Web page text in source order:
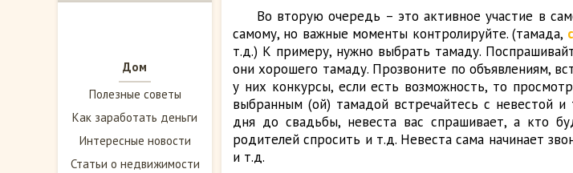
Дом
Полезные советы
Как заработать деньги
Интересные новости
Статьи о недвижимости
Во вторую очередь – это активное участие в
самому, но важные моменты контролируйте. (тамада,
т.д.) К примеру, нужно выбрать тамаду.
они хорошего тамаду. Прозвоните по объявлениям,
у них конкурсы, если есть возможность, то
выбранным (ой) тамадой встречайтесь с невестой
дня до свадьбы, невеста вас спрашивает, а кто
родителей спросить и т.д. Невеста сама начинает
и т.д.